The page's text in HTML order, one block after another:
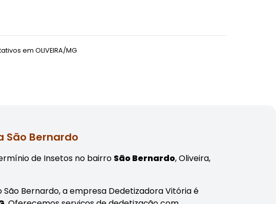
em OLIVEIRA/MG
São Bernardo
de Insetos no bairro São Bernardo, Oliveira,
São Bernardo, a empresa Dedetizadora Vitória é